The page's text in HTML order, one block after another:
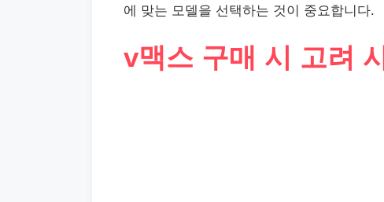
에 맞는 모델을 선택하는 것이 중요합니다.
v맥스 구매 시 고려